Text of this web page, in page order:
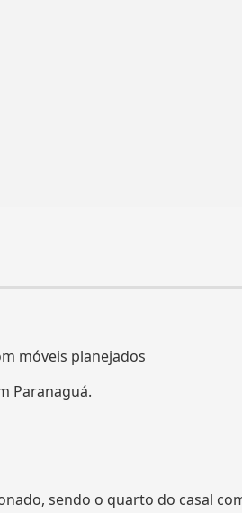
móveis planejados
Paranaguá.
sendo o quarto do casal